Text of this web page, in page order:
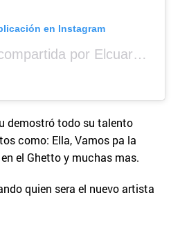
en Instagram
Una publicación compartida por Elcuara (@elcuara.25)
demostró todo su talento
como: Ella, Vamos pa la
el Ghetto y muchas mas.
quien sera el nuevo artista